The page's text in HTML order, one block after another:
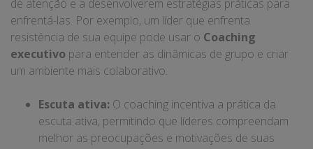
de atenção e a desenvolverem estratégias práticas para
enfrentá-las. Por exemplo, um líder que enfrenta
resistência de sua equipe pode usar o Coaching
executivo para entender as dinâmicas de grupo e criar
um ambiente mais colaborativo.
Escuta ativa: O coaching incentiva a prática da
escuta ativa, permitindo que líderes compreendam
melhor as preocupações e motivações de suas